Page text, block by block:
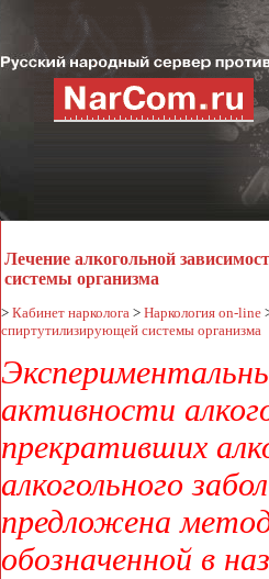
Лечение алкогольной
системы организма
> Кабинет нарколога > Наркология on-line
спиртутилизирующей системы организма
активности
прекративших
алкогольного
предложена
обозначенной в